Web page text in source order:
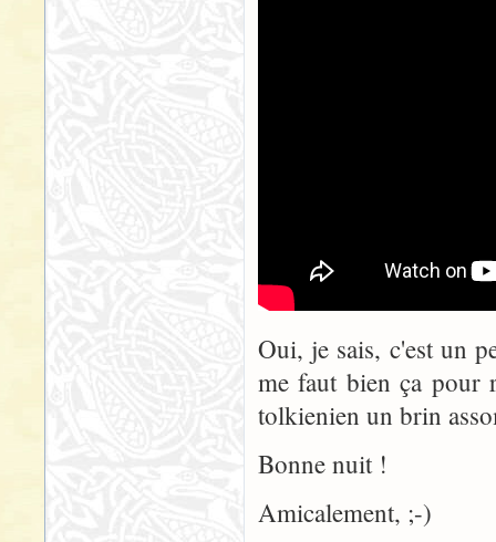
Oui, je sais, c'est un
me faut bien ça pour
tolkienien un brin
Bonne nuit !
Amicalement, ;-)